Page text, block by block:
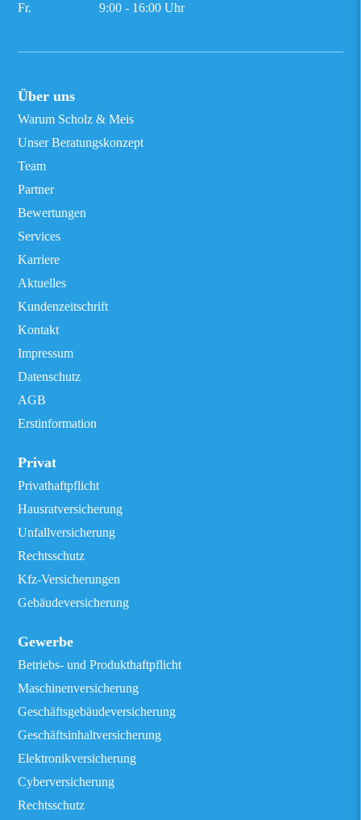
Fr.
9:00 - 16:00 Uhr
Über uns
Warum Scholz & Meis
Unser Beratungskonzept
Team
Partner
Bewertungen
Services
Karriere
Aktuelles
Kundenzeitschrift
Kontakt
Impressum
Datenschutz
AGB
Erstinformation
Privat
Privathaftpflicht
Hausratversicherung
Unfallversicherung
Rechtsschutz
Kfz-Versicherungen
Gebäudeversicherung
Gewerbe
Betriebs- und Produkthaftpflicht
Maschinenversicherung
Geschäftsgebäudeversicherung
Geschäftsinhaltversicherung
Elektronikversicherung
Cyberversicherung
Rechtsschutz